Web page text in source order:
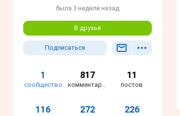
была 3 недели назад
В друзья
Подписаться
1
сообщество
817
комментариев
11
постов
116 272 226